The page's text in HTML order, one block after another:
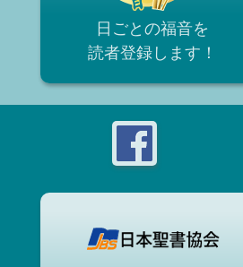
日ごとの福音を
読者登録 します！